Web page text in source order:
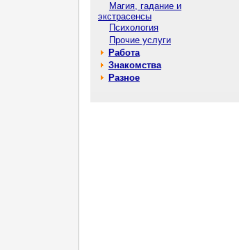
Магия, гадание и
экстрасенсы
Психология
Прочие услуги
Работа
Знакомства
Разное